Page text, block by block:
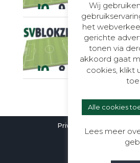
Een warme
14 JUNI 2025
Privacyverklaring
Wij
het
gerichte
tonen via
akkoord gaat
cookies, klikt
Alle cookies
Lees meer